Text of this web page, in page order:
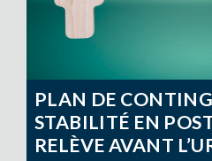
PLAN DE
STABILITÉ EN
RELÈVE AVANT